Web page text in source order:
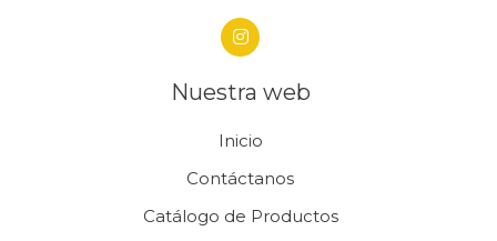
Nuestra web
Inicio
Contáctanos
Catálogo de Productos